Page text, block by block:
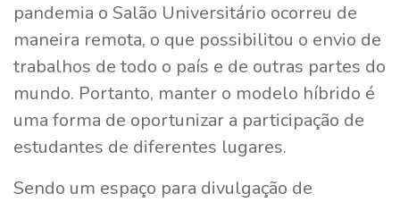
pandemia o Salão Universitário ocorreu de
maneira remota, o que possibilitou o envio de
trabalhos de todo o país e de outras partes do
mundo. Portanto, manter o modelo híbrido é
uma forma de oportunizar a participação de
estudantes de diferentes lugares.
Sendo um espaço para divulgação de